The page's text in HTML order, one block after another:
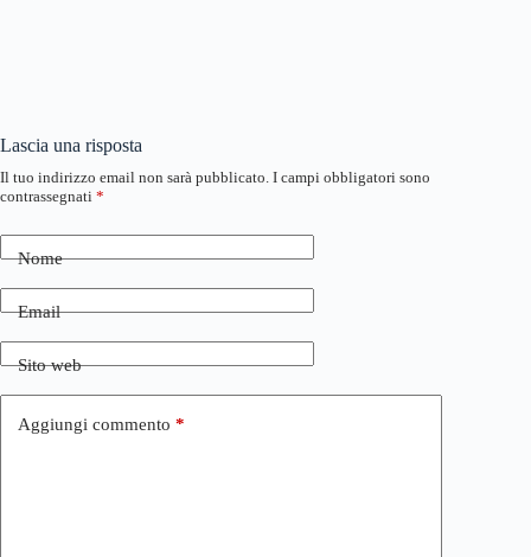
Lascia una risposta
Il tuo indirizzo email non sarà pubblicato. I campi obbligatori sono
contrassegnati *
Nome
Email
Sito web
Aggiungi commento *